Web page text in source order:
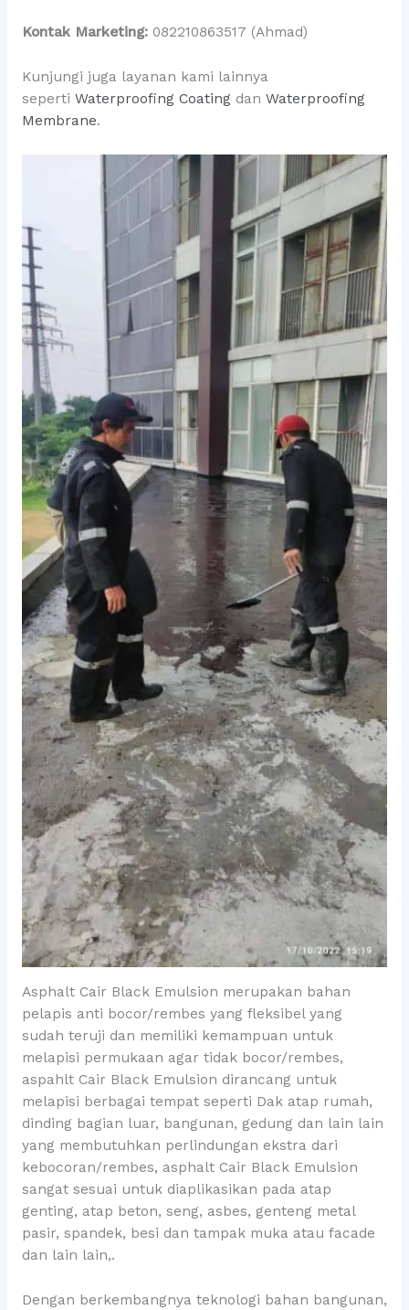
Kontak Marketing:082210863517 (Ahmad)
Kunjungi juga layanan kami lainnya
seperti Waterproofing Coating dan Waterproofing
Membrane.
Asphalt Cair Black Emulsion merupakan bahan
pelapis anti bocor/rembes yang fleksibel yang
sudah teruji dan memiliki kemampuan untuk
melapisi permukaan agar tidak bocor/rembes,
aspahlt Cair Black Emulsion dirancang untuk
melapisi berbagai tempat seperti Dak atap rumah,
dinding bagian luar, bangunan, gedung dan lain lain
yang membutuhkan perlindungan ekstra dari
kebocoran/rembes, asphalt Cair Black Emulsion
sangat sesuai untuk diaplikasikan pada atap
genting, atap beton, seng, asbes, genteng metal
pasir, spandek, besi dan tampak muka atau facade
dan lain lain,.
Dengan berkembangnya teknologi bahan bangunan,